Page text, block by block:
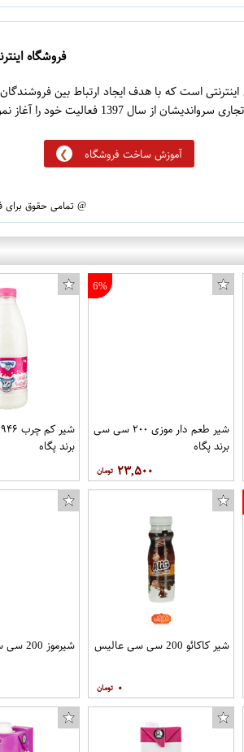
فروشگاه
اینترنتی است که با هدف ایجاد ارتباط بین
سال 1397 فعالیت خود را آغاز نموده است.
آموزش ساخت فروشگاه
@ تمامی حقوق برای
6%
شیر طعم دار موزی ۲۰۰ سی سی
برند پگاه
۲۳,۵۰۰
برند پگاه
شیر کاکائو 200 سی سی عالیس
۰
شیرموز 200 سی سی عالیس